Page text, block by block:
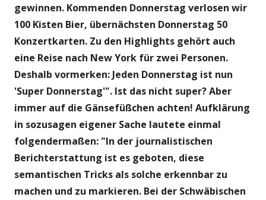
gewinnen. Kommenden Donnerstag verlosen wir
100 Kisten Bier, übernächsten Donnerstag 50
Konzertkarten. Zu den Highlights gehört auch
eine Reise nach New York für zwei Personen.
Deshalb vormerken: Jeden Donnerstag ist nun
'Super Donnerstag'". Ist das nicht super? Aber
immer auf die Gänsefüßchen achten! Aufklärung
in sozusagen eigener Sache lautete einmal
folgendermaßen: "In der journalistischen
Berichterstattung ist es geboten, diese
semantischen Tricks als solche erkennbar zu
machen und zu markieren. Bei der Schwäbischen